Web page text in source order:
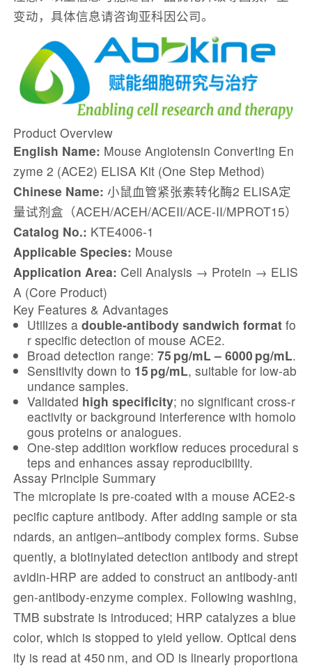
变动，具体信息请咨询亚科因公司。
Product Overview
English Name: Mouse Angiotensin Converting En
zyme 2 (ACE2) ELISA Kit (One Step Method)
Chinese Name: 小鼠血管紧张素转化酶2 ELISA定
量试剂盒（ACEH/ACEH/ACEII/ACE‑II/MPROT15）
Catalog No.: KTE4006-1
Applicable Species: Mouse
Application Area: Cell Analysis → Protein → ELIS
A (Core Product)
Key Features & Advantages
Utilizes a double‑antibody sandwich formatfo
r specific detection of mouse ACE2.
Broad detection range: 75 pg/mL – 6000 pg/mL.
Sensitivity down to 15 pg/mL, suitable for low‑ab
undance samples.
Validated high specificity; no significant cross‑r
eactivity or background interference with homolo
gous proteins or analogues.
One‑step addition workflow reduces procedural s
teps and enhances assay reproducibility.
Assay Principle Summary
The microplate is pre‑coated with a mouse ACE2‑s
pecific capture antibody. After adding sample or sta
ndards, an antigen–antibody complex forms. Subse
quently, a biotinylated detection antibody and strept
avidin‑HRP are added to construct an antibody‑anti
gen‑antibody‑enzyme complex. Following washing,
TMB substrate is introduced; HRP catalyzes a blue
color, which is stopped to yield yellow. Optical dens
ity is read at 450 nm, and OD is linearly proportiona